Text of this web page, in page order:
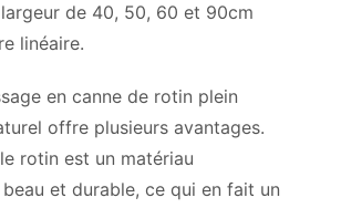
de 40, 50, 60 et 90cm
linéaire.
en canne de rotin plein
offre plusieurs avantages.
rotin est un matériau
et durable, ce qui en fait un